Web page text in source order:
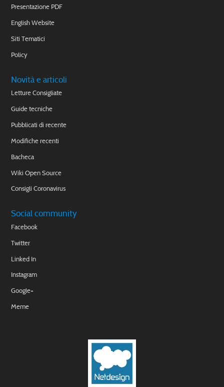
Presentazione PDF
English Website
Siti Tematici
Policy
Novità e articoli
Letture Consigliate
Guide tecniche
Pubblicati di recente
Modifiche recenti
Bacheca
Wiki Open Source
Consigli Coronavirus
Social community
Facebook
Twitter
Linked In
Instagram
Google+
Meme